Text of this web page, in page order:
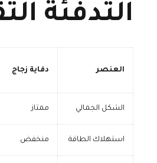
التدفئة
العنصر دفاية زجاج
الشكل الجمالي ممتاز
استهلاك الطاقة منخفض